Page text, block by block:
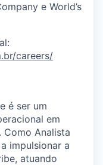
e World’s
careers/
é ser um
em
. Como Analista
impulsionar a
atuando